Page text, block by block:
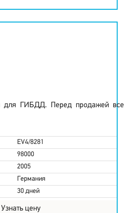
для ГИБДД. Перед продажей все
EV4/8281
98000
2005
Германия
30 дней
Узнать цену